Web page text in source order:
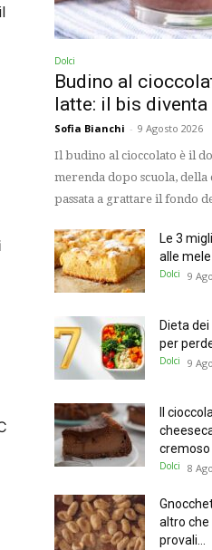
Dolci
Budino al
latte: il bis
Sofia Bianchi - 9 Agosto 2026
Il budino al cioccolato è il
merenda dopo scuola,
passata a grattare il fondo
Le 3
alle mele
Dolci 9
Dieta
per
Dolci 9
Il
cremoso
Dolci 8
altro che
provali...